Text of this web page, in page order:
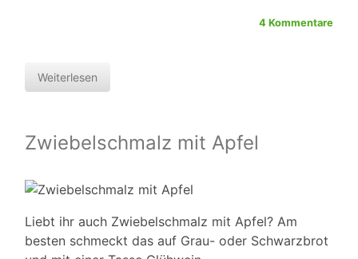
4 Kommentare
Weiterlesen
Zwiebelschmalz mit Apfel
Liebt ihr auch Zwiebelschmalz mit Apfel? Am
besten schmeckt das auf Grau- oder Schwarzbrot